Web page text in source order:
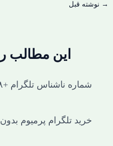
→ نوشته قبل
این مطالب
شماره ناشناس تلگرام +۸۸۸: هر آنچه باید بدانید
خرید تلگرام پرمیوم